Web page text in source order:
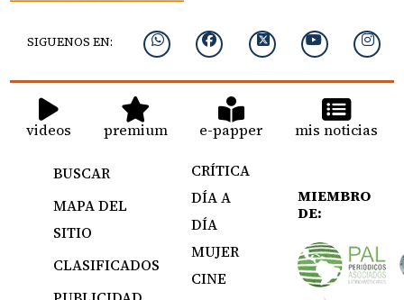
SIGUENOS EN:
videos premium e-papper mis noticias
BUSCAR
MAPA DEL
SITIO
CLASIFICADOS
CRÍTICA
DÍA A
DÍA
MUJER
CINE
MIEMBRO
DE: